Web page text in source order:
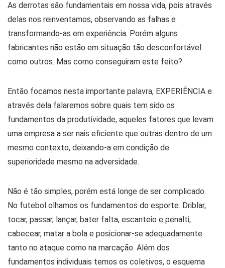
As derrotas são fundamentais em nossa vida, pois através
delas nos reinventamos, observando as falhas e
transformando-as em experiência. Porém alguns
fabricantes não estão em situação tão desconfortável
como outros. Mas como conseguiram este feito?
Então focamos nesta importante palavra, EXPERIÊNCIA e
através dela falaremos sobre quais tem sido os
fundamentos da produtividade, aqueles fatores que levam
uma empresa a ser nais eficiente que outras dentro de um
mesmo contexto, deixando-a em condição de
superioridade mesmo na adversidade.
Não é tão simples, porém está longe de ser complicado.
No futebol olhamos os fundamentos do esporte. Driblar,
tocar, passar, lançar, bater falta, escanteio e penalti,
cabecear, matar a bola e posicionar-se adequadamente
tanto no ataque como na marcação. Além dos
fundamentos individuais temos os coletivos, o esquema